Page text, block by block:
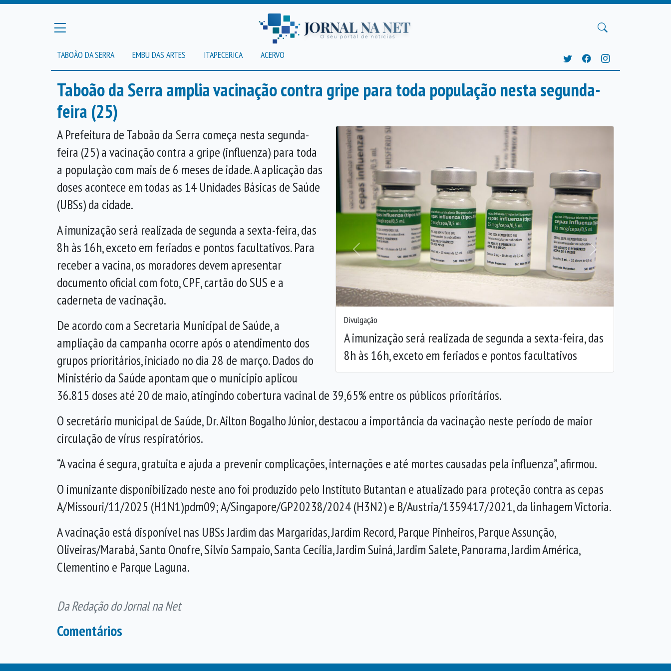
TABOÃO DA SERRA EMBU DAS ARTES ITAPECERICA ACERVO
Taboão da Serra amplia vacinação contra gripe para toda população nesta segunda-
feira (25)
Divulgação
A imunização será realizada de segunda a sexta-feira, das
8h às 16h, exceto em feriados e pontos facultativos
Anterior Próxima
A Prefeitura de Taboão da Serra começa nesta segunda-
feira (25) a vacinação contra a gripe (influenza) para toda
a população com mais de 6 meses de idade. A aplicação das
doses acontece em todas as 14 Unidades Básicas de Saúde
(UBSs) da cidade.
A imunização será realizada de segunda a sexta-feira, das
8h às 16h, exceto em feriados e pontos facultativos. Para
receber a vacina, os moradores devem apresentar
documento oficial com foto, CPF, cartão do SUS e a
caderneta de vacinação.
De acordo com a Secretaria Municipal de Saúde, a
ampliação da campanha ocorre após o atendimento dos
grupos prioritários, iniciado no dia 28 de março. Dados do
Ministério da Saúde apontam que o município aplicou
36.815 doses até 20 de maio, atingindo cobertura vacinal de 39,65% entre os públicos prioritários.
O secretário municipal de Saúde, Dr. Ailton Bogalho Júnior, destacou a importância da vacinação neste período de maior
circulação de vírus respiratórios.
“A vacina é segura, gratuita e ajuda a prevenir complicações, internações e até mortes causadas pela influenza”, afirmou.
O imunizante disponibilizado neste ano foi produzido pelo Instituto Butantan e atualizado para proteção contra as cepas
A/Missouri/11/2025 (H1N1)pdm09; A/Singapore/GP20238/2024 (H3N2) e B/Austria/1359417/2021, da linhagem Victoria.
A vacinação está disponível nas UBSs Jardim das Margaridas, Jardim Record, Parque Pinheiros, Parque Assunção,
Oliveiras/Marabá, Santo Onofre, Sílvio Sampaio, Santa Cecília, Jardim Suiná, Jardim Salete, Panorama, Jardim América,
Clementino e Parque Laguna.
Da Redação do Jornal na Net
Comentários